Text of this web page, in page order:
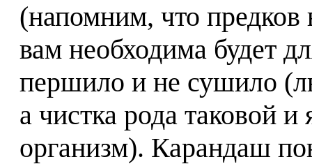
(напомним, что предков
вам необходима будет
першило и не сушило
а чистка рода таковой и
организм). Карандаш